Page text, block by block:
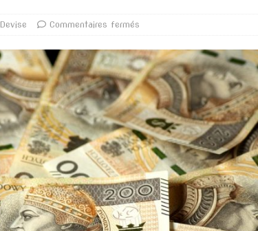
Devise Commentaires fermés